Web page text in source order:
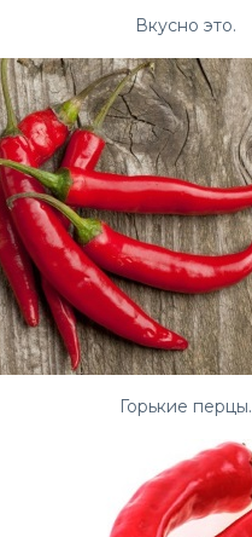
Вкусно это.
Горькие перцы.